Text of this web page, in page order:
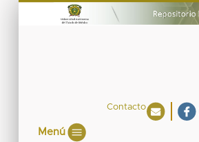
Contacto
Menú